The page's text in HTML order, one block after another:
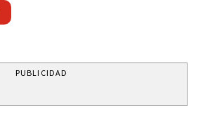
PUBLICIDAD